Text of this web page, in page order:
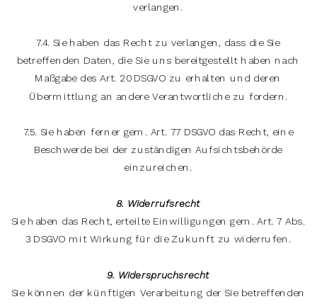
verlangen.
7.4. Sie haben das Recht zu verlangen, dass die Sie
betreffenden Daten, die Sie uns bereitgestellt haben nach
Maßgabe des Art. 20 DSGVO zu erhalten und deren
Übermittlung an andere Verantwortliche zu fordern.
7.5. Sie haben ferner gem. Art. 77 DSGVO das Recht, eine
Beschwerde bei der zuständigen Aufsichtsbehörde
einzureichen.
8. Widerrufsrecht
Sie haben das Recht, erteilte Einwilligungen gem. Art. 7 Abs.
3 DSGVO mit Wirkung für die Zukunft zu widerrufen.
9. Widerspruchsrecht
Sie können der künftigen Verarbeitung der Sie betreffenden